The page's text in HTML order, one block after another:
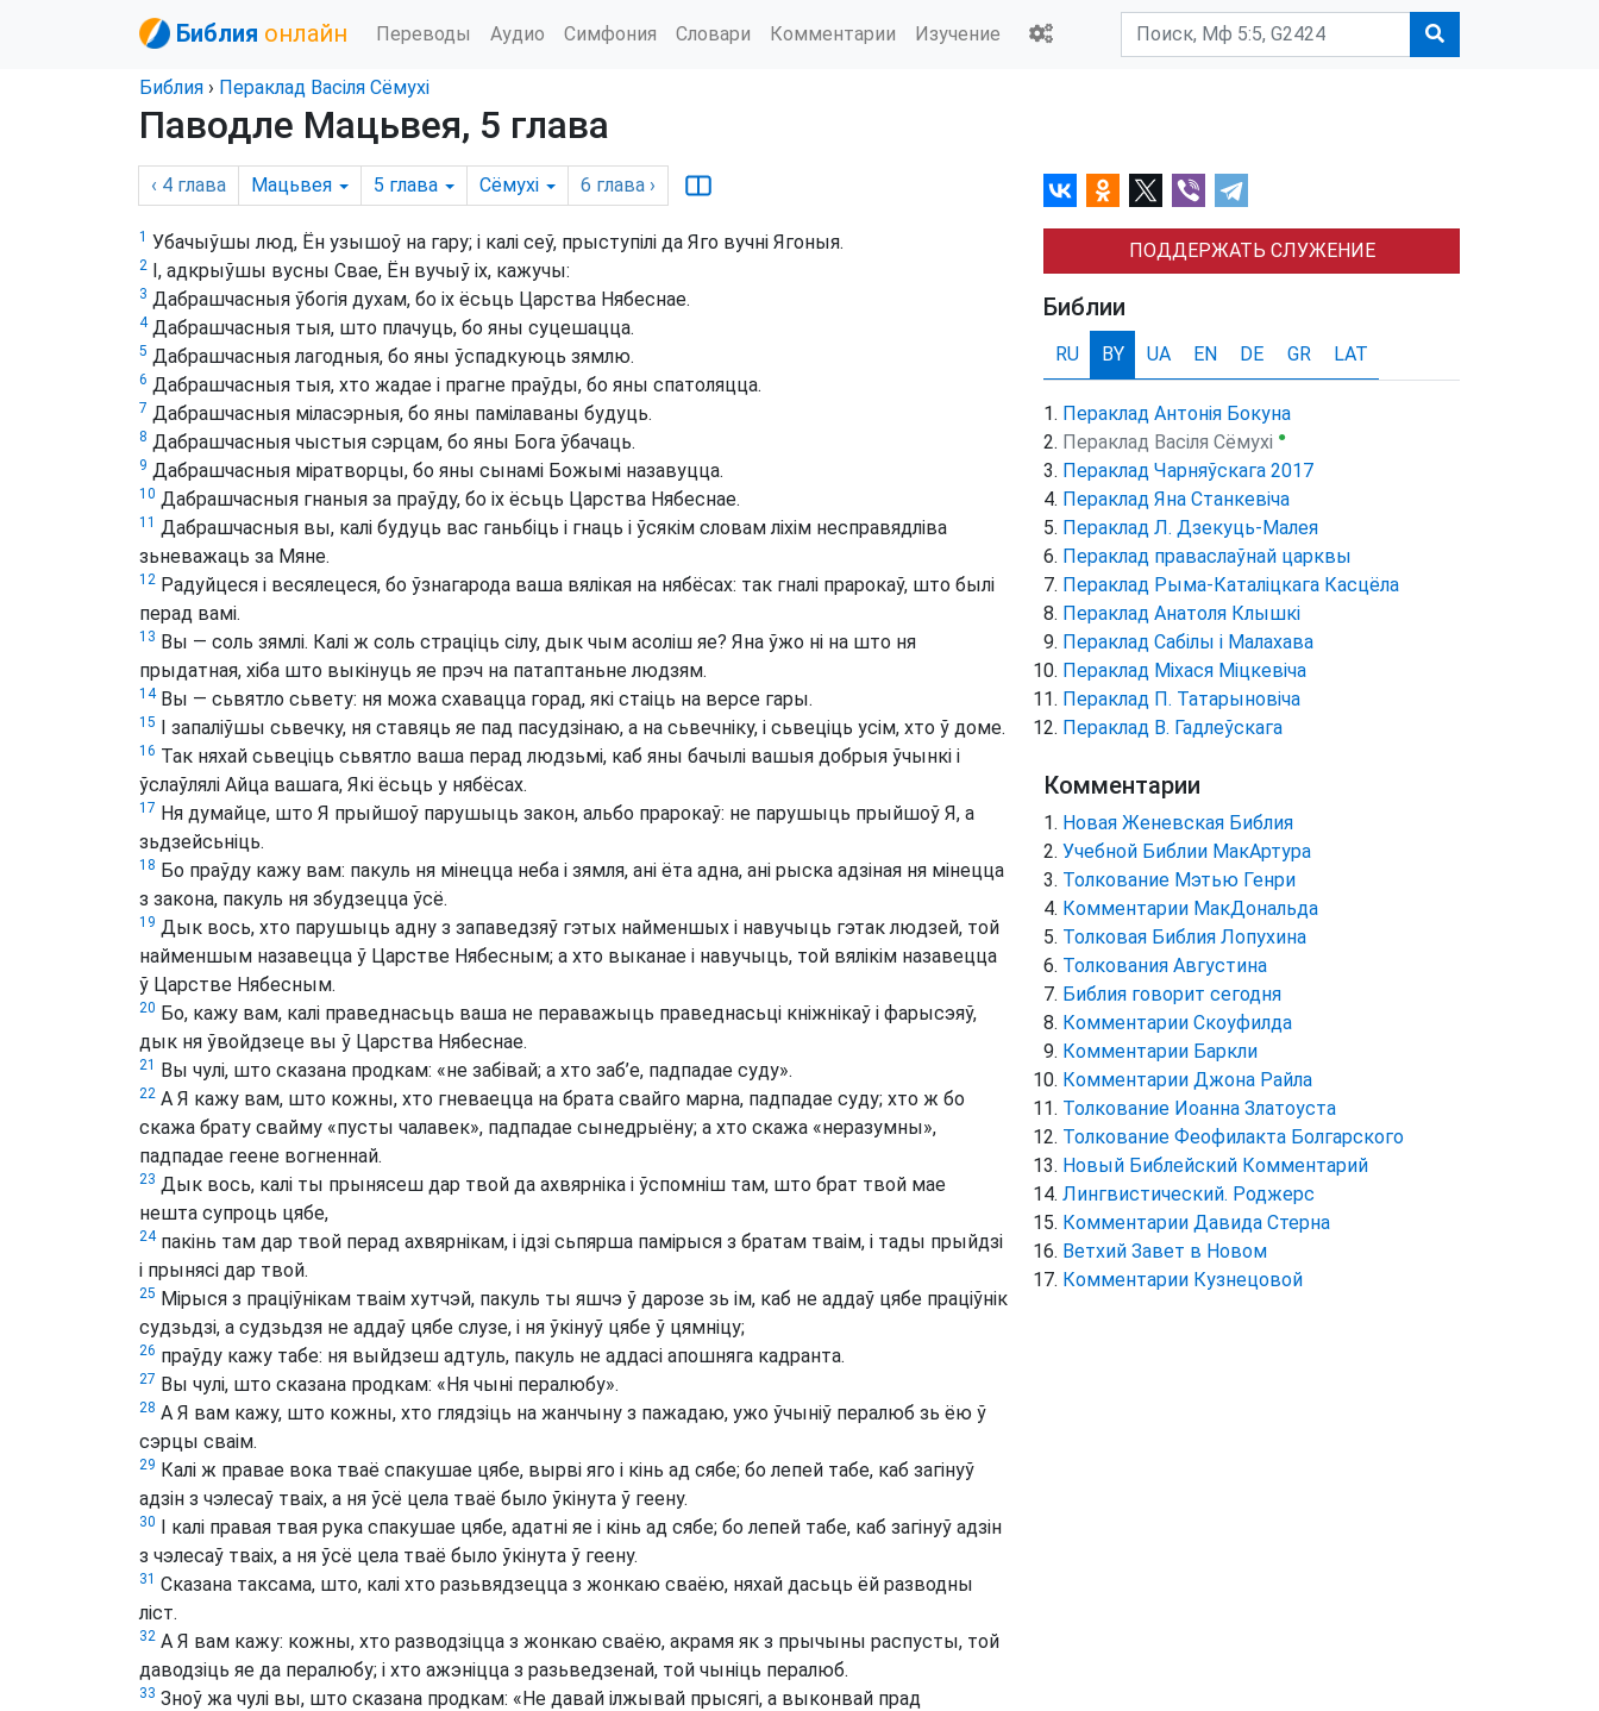
Библия онлайн Переводы Аудио Симфония Словари Комментарии Изучение
Библия › Пераклад Васіля Сёмухі
Паводле Мацьвея, 5 глава
‹ 4 глава Мацьвея 5 глава Сёмухі 6 глава ›
1 Убачыўшы люд, Ён узышоў на гару; і калі сеў, прыступілі да Яго вучні Ягоныя.
2 І, адкрыўшы вусны Свае, Ён вучыў іх, кажучы:
3 Дабрашчасныя ўбогія духам, бо іх ёсьць Царства Нябеснае.
4Дабрашчасныя тыя, што плачуць, бо яны суцешацца.
5 Дабрашчасныя лагодныя, бо яны ўспадкуюць зямлю.
6 Дабрашчасныя тыя, хто жадае і прагне праўды, бо яны спатоляцца.
7 Дабрашчасныя міласэрныя, бо яны памілаваны будуць.
8 Дабрашчасныя чыстыя сэрцам, бо яны Бога ўбачаць.
9 Дабрашчасныя міратворцы, бо яны сынамі Божымі назавуцца.
10 Дабрашчасныя гнаныя за праўду, бо іх ёсьць Царства Нябеснае.
11 Дабрашчасныя вы, калі будуць вас ганьбіць і гнаць і ўсякім словам ліхім несправядліва
зьневажаць за Мяне.
12 Радуйцеся і весялецеся, бо ўзнагарода ваша вялікая на нябёсах: так гналі прарокаў, што былі
перад вамі.
13 Вы — соль зямлі. Калі ж соль страціць сілу, дык чым асоліш яе? Яна ўжо ні на што ня
прыдатная, хіба што выкінуць яе прэч на патаптаньне людзям.
14Вы — сьвятло сьвету: ня можа схавацца горад, які стаіць на версе гары.
15 І запаліўшы сьвечку, ня ставяць яе пад пасудзінаю, а на сьвечніку, і сьвеціць усім, хто ў доме.
16 Так няхай сьвеціць сьвятло ваша перад людзьмі, каб яны бачылі вашыя добрыя ўчынкі і
ўслаўлялі Айца вашага, Які ёсьць у нябёсах.
17 Ня думайце, што Я прыйшоў парушыць закон, альбо прарокаў: не парушыць прыйшоў Я, а
зьдзейсьніць.
18 Бо праўду кажу вам: пакуль ня мінецца неба і зямля, ані ёта адна, ані рыска адзіная ня мінецца
з закона, пакуль ня збудзецца ўсё.
19 Дык вось, хто парушыць адну з запаведзяў гэтых найменшых і навучыць гэтак людзей, той
найменшым назавецца ў Царстве Нябесным; а хто выканае і навучыць, той вялікім назавецца
ў Царстве Нябесным.
20 Бо, кажу вам, калі праведнасьць ваша не пераважыць праведнасьці кніжнікаў і фарысэяў,
дык ня ўвойдзеце вы ў Царства Нябеснае.
21 Вы чулі, што сказана продкам: «не забівай; а хто заб’е, падпадае суду».
22 А Я кажу вам, што кожны, хто гневаецца на брата свайго марна, падпадае суду; хто ж бо
скажа брату свайму «пусты чалавек», падпадае сынедрыёну; а хто скажа «неразумны»,
падпадае геене вогненнай.
23 Дык вось, калі ты прынясеш дар твой да ахвярніка і ўспомніш там, што брат твой мае
нешта супроць цябе,
24пакінь там дар твой перад ахвярнікам, і ідзі сьпярша памірыся з братам тваім, і тады прыйдзі
і прынясі дар твой.
25 Мірыся з праціўнікам тваім хутчэй, пакуль ты яшчэ ў дарозе зь ім, каб не аддаў цябе праціўнік
судзьдзі, а судзьдзя не аддаў цябе слузе, і ня ўкінуў цябе ў цямніцу;
26 праўду кажу табе: ня выйдзеш адтуль, пакуль не аддасі апошняга кадранта.
27 Вы чулі, што сказана продкам: «Ня чыні пералюбу».
28 А Я вам кажу, што кожны, хто глядзіць на жанчыну з пажадаю, ужо ўчыніў пералюб зь ёю ў
сэрцы сваім.
29 Калі ж правае вока тваё спакушае цябе, вырві яго і кінь ад сябе; бо лепей табе, каб загінуў
адзін з чэлесаў тваіх, а ня ўсё цела тваё было ўкінута ў геену.
30 І калі правая твая рука спакушае цябе, адатні яе і кінь ад сябе; бо лепей табе, каб загінуў адзін
з чэлесаў тваіх, а ня ўсё цела тваё было ўкінута ў геену.
31 Сказана таксама, што, калі хто разьвядзецца з жонкаю сваёю, няхай дасьць ёй разводны
ліст.
32 А Я вам кажу: кожны, хто разводзіцца з жонкаю сваёю, акрамя як з прычыны распусты, той
даводзіць яе да пералюбу; і хто ажэніцца з разьведзенай, той чыніць пералюб.
33 Зноў жа чулі вы, што сказана продкам: «Не давай ілжывай прысягі, а выконвай прад
ПОДДЕРЖАТЬ СЛУЖЕНИЕ
Библии
RU BY UA EN DE GR LAT
Пераклад Антонія Бокуна
Пераклад Васіля Сёмухі ●
Пераклад Чарняўскага 2017
Пераклад Яна Станкевіча
Пераклад Л. Дзекуць-Малея
Пераклад праваслаўнай царквы
Пераклад Рыма-Каталіцкага Касцёла
Пераклад Анатоля Клышкi
Пераклад Сабілы і Малахава
Пераклад Міхася Міцкевіча
Пераклад П. Татарыновіча
Пераклад В. Гадлеўскага
Комментарии
Новая Женевская Библия
Учебной Библии МакАртура
Толкование Мэтью Генри
Комментарии МакДональда
Толковая Библия Лопухина
Толкования Августина
Библия говорит сегодня
Комментарии Скоуфилда
Комментарии Баркли
Комментарии Джона Райла
Толкование Иоанна Златоуста
Толкование Феофилакта Болгарского
Новый Библейский Комментарий
Лингвистический. Роджерс
Комментарии Давида Стерна
Ветхий Завет в Новом
Комментарии Кузнецовой